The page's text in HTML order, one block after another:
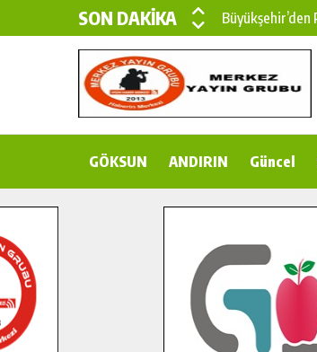
SON DAKİKA
Büyükşehir’den
Büyükşehir’den
Çin’den
Gençler Pusula
İlçe Jandarma
Bertiz’in Yeni
GÖKSUN ANDIRIN Güncel